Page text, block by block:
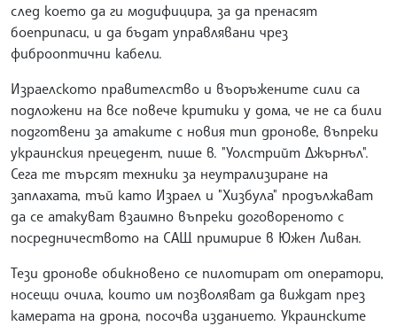
след което да ги модифицира, за да пренасят
боеприпаси, и да бъдат управлявани чрез
фиброоптични кабели.
Израелското правителство и въоръжените сили са
подложени на все повече критики у дома, че не са били
подготвени за атаките с новия тип дронове, въпреки
украинския прецедент, пише в. "Уолстрийт Джърнъл".
Сега те търсят техники за неутрализиране на
заплахата, тъй като Израел и "Хизбула" продължават
да се атакуват взаимно въпреки договореното с
посредничеството на САЩ примирие в Южен Ливан.
Тези дронове обикновено се пилотират от оператори,
носещи очила, които им позволяват да виждат през
камерата на дрона, посочва изданието. Украинските